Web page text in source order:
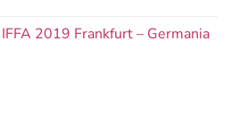
2019 Frankfurt – Germania